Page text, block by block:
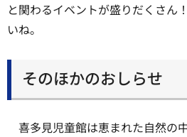
と関わるイベントが盛りだくさん
いね。
そのほかのおしらせ
喜多見児童館は恵まれた自然の